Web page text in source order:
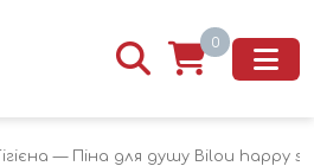
0
Гігієна — Піна для душу Bilou happy